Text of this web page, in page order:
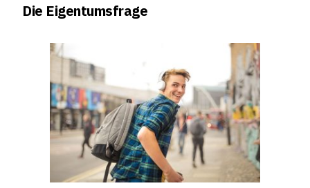
Die Eigentumsfrage